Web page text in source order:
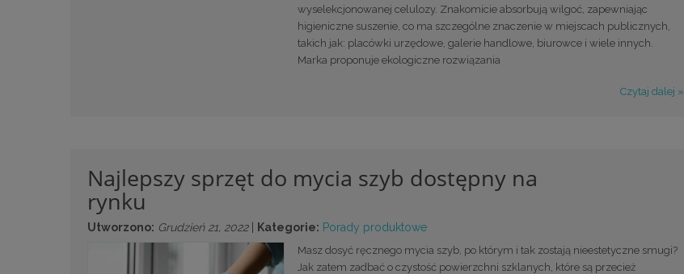
wyselekcjonowanej celulozy. Znakomicie absorbują wilgoć, zapewniając
higieniczne suszenie, co ma szczególne znaczenie w miejscach publicznych,
takich jak: placówki urzędowe, galerie handlowe, biurowce i wiele innych.
Marka proponuje ekologiczne rozwiązania
Czytaj dalej »
Najlepszy sprzęt do mycia szyb dostępny na
rynku
Utworzono: Grudzień 21, 2022 Kategorie: Porady produktowe
Masz dosyć ręcznego mycia szyb, po którym i tak zostają nieestetyczne smugi?
Jak zatem zadbać o czystość powierzchni szklanych, które są przecież